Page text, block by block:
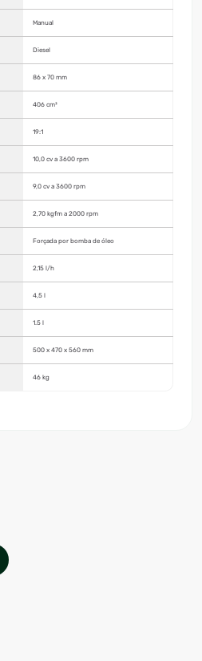
Manual
Diesel
86 x 70 mm
406 cm³
19:1
10,0 cv a 3600 rpm
9,0 cv a 3600 rpm
2,70 kgfm a 2000 rpm
Forçada por bomba de óleo
2,15 l/h
4,5 l
1.5 l
500 x 470 x 560 mm
46 kg